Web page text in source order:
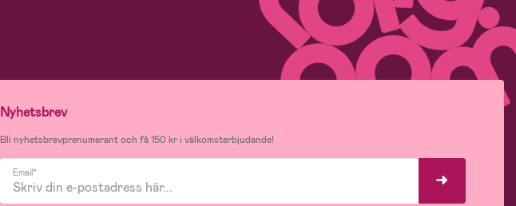
Nyhetsbrev
Bli nyhetsbrevprenumerant och få 150 kr i välkomsterbjudande!
Email*